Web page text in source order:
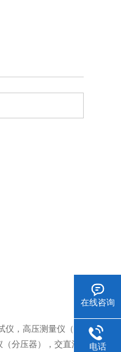
，高压测量仪（分
分压器），交直流
在线咨询
电话